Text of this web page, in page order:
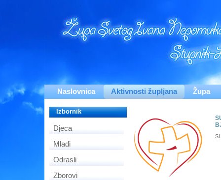
Naslovnica Aktivnosti župljana Župa
Izbornik
Djeca
Mladi
Odrasli
Zborovi